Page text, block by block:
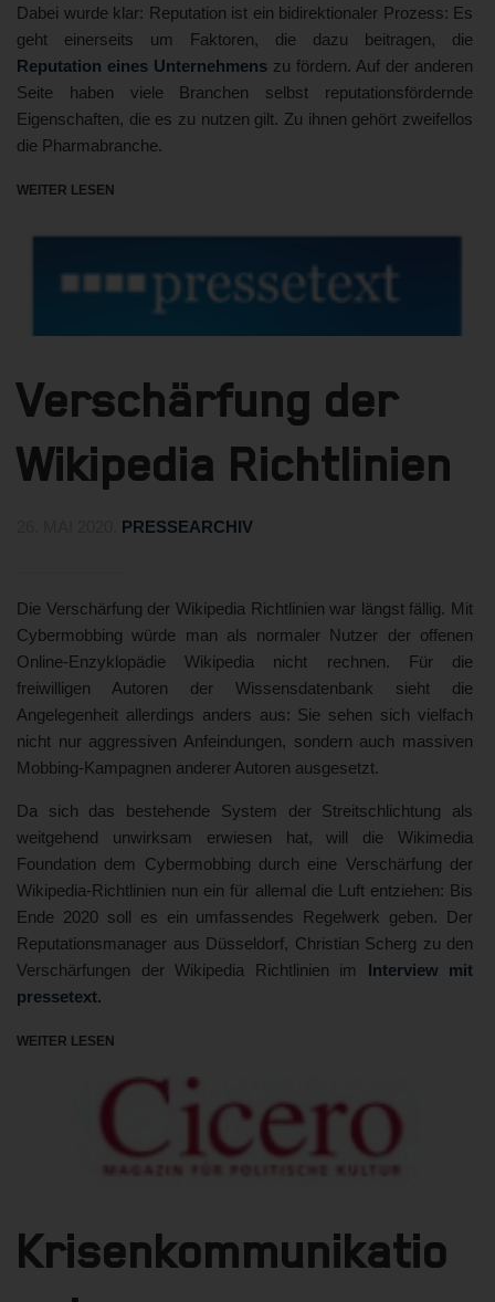
Dabei wurde klar: Reputation ist ein bidirektionaler Prozess: Es
geht einerseits um Faktoren, die dazu beitragen, die
Reputation eines Unternehmens zu fördern. Auf der anderen
Seite haben viele Branchen selbst reputationsfördernde
Eigenschaften, die es zu nutzen gilt. Zu ihnen gehört zweifellos
die Pharmabranche.
WEITER LESEN
Verschärfung der
Wikipedia Richtlinien
PRESSEARCHIV
Die Verschärfung der Wikipedia Richtlinien war längst fällig. Mit
Cybermobbing würde man als normaler Nutzer der offenen
Online-Enzyklopädie Wikipedia nicht rechnen. Für die
freiwilligen Autoren der Wissensdatenbank sieht die
Angelegenheit allerdings anders aus: Sie sehen sich vielfach
nicht nur aggressiven Anfeindungen, sondern auch massiven
Mobbing-Kampagnen anderer Autoren ausgesetzt.
Da sich das bestehende System der Streitschlichtung als
weitgehend unwirksam erwiesen hat, will die Wikimedia
Foundation dem Cybermobbing durch eine Verschärfung der
Wikipedia-Richtlinien nun ein für allemal die Luft entziehen: Bis
Ende 2020 soll es ein umfassendes Regelwerk geben. Der
Reputationsmanager aus Düsseldorf, Christian Scherg zu den
Verschärfungen der Wikipedia Richtlinien im Interview mit
pressetext.
WEITER LESEN
Krisenkommunikatio